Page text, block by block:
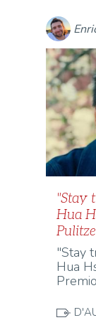
"Stay
Hua
"Stay
Hua